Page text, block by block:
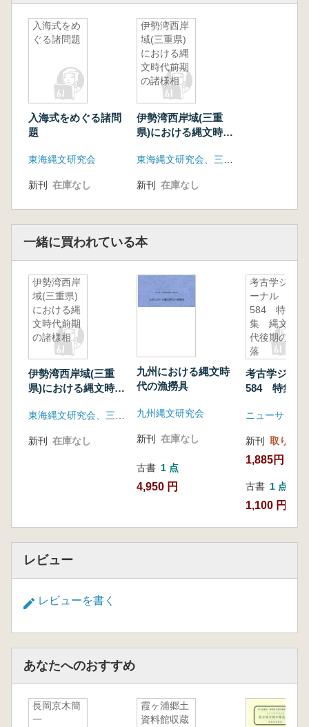
入海式をめ
ぐる諸問題
入海式をめぐる諸問
題
東海縄文研究会
新刊 在庫なし
伊勢湾西岸
域(三重県)
における縄
文時代前期
の諸様相
伊勢湾西岸域(三重
県)における縄文時代
新刊 在庫なし
一緒に買われている本
伊勢湾西岸
域(三重県)
における縄
文時代前期
の諸様相
伊勢湾西岸域(三重
県)における縄文時代
東海縄文研究会、三重県埋蔵文化財センター
新刊 在庫なし
九州における縄文時
代の漁撈具
九州縄文研究会
新刊 在庫なし
古書 1 点
4,950 円
考古学ジャ
ーナル
584 特
集 縄文時
代後期の集
落
考古学ジャ
584 特集
ニューサイエ
新刊 取り寄せ
1,885円
古書 1 点
1,100 円
レビュー
レビューを書く
あなたへのおすすめ
長岡京木簡
一
霞ヶ浦郷土
資料館収蔵